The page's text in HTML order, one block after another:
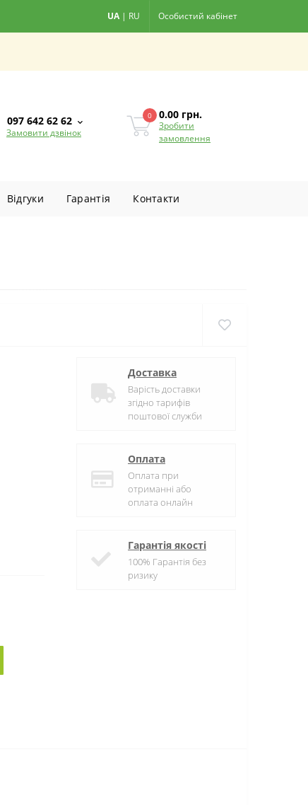
UA | RU Особистий кабінет
097 642 62 62
Замовити дзвінок
0 0.00 грн.
Зробити
замовлення
Вiдгуки Гарантiя Контакти
Доставка
Варість доставки
згідно тарифів
поштової служби
Оплата
Оплата при
отриманні або
оплата онлайн
Гарантія якості
100% Гарантія без
ризику